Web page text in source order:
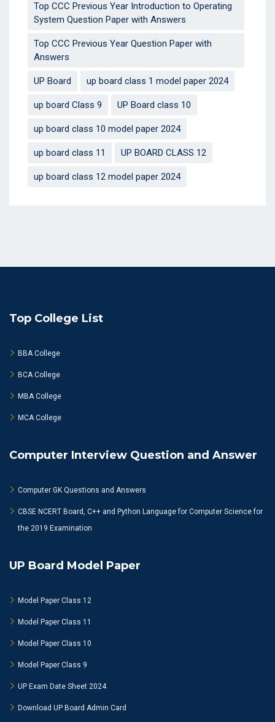
Top CCC Previous Year Introduction to Operating
System Question Paper with Answers
Top CCC Previous Year Question Paper with
Answers
UP Board up board class 1 model paper 2024
up board Class 9 UP Board class 10
up board class 10 model paper 2024
up board class 11 UP BOARD CLASS 12
up board class 12 model paper 2024
Top College List
BBA College
BCA College
MBA College
MCA College
Computer Interview Question and Answer
Computer GK Questions and Answers
CBSE NCERT Board, C++ and Python Language for Computer Science for
the 2019 Examination
UP Board Model Paper
Model Paper Class 12
Model Paper Class 11
Model Paper Class 10
Model Paper Class 9
UP Exam Date Sheet 2024
Download UP Board Admin Card